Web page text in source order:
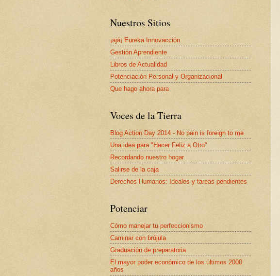
Nuestros Sitios
¡ajá¡ Eureka Innovacción
Gestión Aprendiente
Libros de Actualidad
Potenciación Personal y Organizacional
Que hago ahora para
Voces de la Tierra
Blog Action Day 2014 - No pain is foreign to me
Una idea para "Hacer Feliz a Otro"
Recordando nuestro hogar
Salirse de la caja
Derechos Humanos: Ideales y tareas pendientes
Potenciar
Cómo manejar tu perfeccionismo
Caminar con brújula
Graduación de preparatoria
El mayor poder económico de los últimos 2000
años